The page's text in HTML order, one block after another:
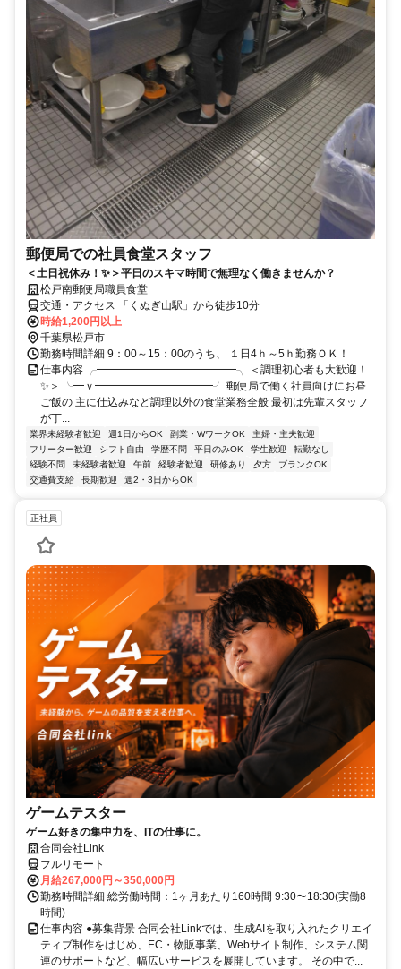
郵便局での社員食堂スタッフ
＜土日祝休み！✨＞平日のスキマ時間で無理なく働きませんか？
松戸南郵便局職員食堂
交通・アクセス 「くぬぎ山駅」から徒歩10分
時給1,200円以上
千葉県松戸市
勤務時間詳細 9：00～15：00のうち、 １日4ｈ～5ｈ勤務ＯＫ！
仕事内容 ╭━━━━━━━━━━━━━╮ ＜調理初心者も大歓迎！
✨＞ ╰━ｖ━━━━━━━━━━━╯ 郵便局で働く社員向けにお昼
ご飯の 主に仕込みなど調理以外の食堂業務全般 最初は先輩スタッフ
が丁...
業界未経験者歓迎 週1日からOK 副業・WワークOK
主婦・主夫歓迎
フリーター歓迎
シフト自由 学歴不問 平日のみOK 学生歓迎
転勤なし
経験不問
未経験者歓迎 午前 経験者歓迎 研修あり 夕方
ブランクOK
交通費支給
長期歓迎 週2・3日からOK
正社員
ゲームテスター
ゲーム好きの集中力を、ITの仕事に。
合同会社Link
フルリモート
月給267,000円～350,000円
勤務時間詳細 総労働時間：1ヶ月あたり160時間 9:30〜18:30(実働8
時間)
仕事内容 ●募集背景 合同会社Linkでは、生成AIを取り入れたクリエイ
ティブ制作をはじめ、EC・物販事業、Webサイト制作、システム関
連のサポートなど、幅広いサービスを展開しています。 その中で...